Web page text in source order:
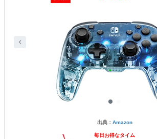
出典： Amazon
毎日お得なタイム